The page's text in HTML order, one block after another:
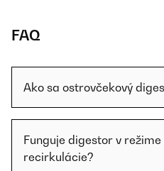
FAQ
Ako sa ostrovčekový
Funguje digestor v režime
recirkulácie?